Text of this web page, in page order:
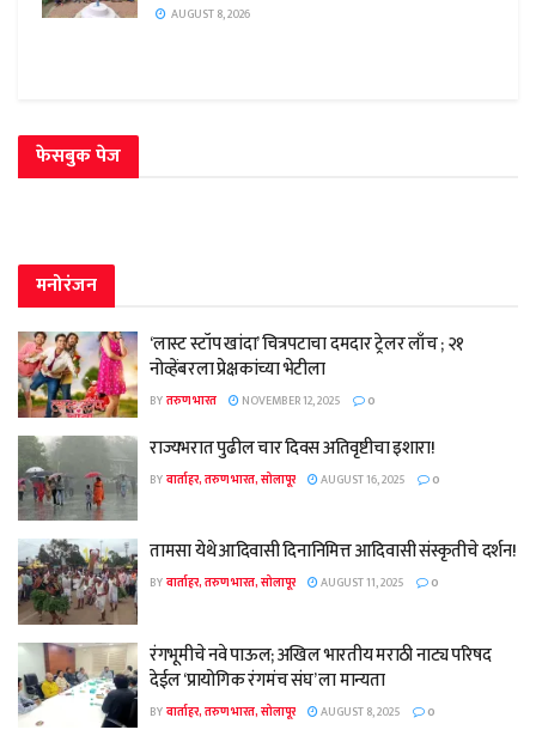
AUGUST 8, 2026
फेसबुक पेज
मनोरंजन
‘लास्ट स्टॉप खांदा’ चित्रपटाचा दमदार ट्रेलर लाँच ; २१
नोव्हेंबरला प्रेक्षकांच्या भेटीला
BYतरुण भारत NOVEMBER 12, 2025 0
राज्यभरात पुढील चार दिवस अतिवृष्टीचा इशारा!
BYवार्ताहर, तरुण भारत, सोलापूर AUGUST 16, 2025 0
तामसा येथे आदिवासी दिनानिमित्त आदिवासी संस्कृतीचे दर्शन!
BYवार्ताहर, तरुण भारत, सोलापूर AUGUST 11, 2025 0
रंगभूमीचे नवे पाऊल; अखिल भारतीय मराठी नाट्य परिषद
देईल ‘प्रायोगिक रंगमंच संघ’ ला मान्यता
BYवार्ताहर, तरुण भारत, सोलापूर AUGUST 8, 2025 0